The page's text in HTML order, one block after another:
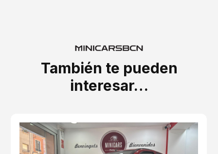
También te pueden
interesar…